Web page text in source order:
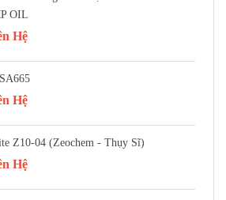
OIL
Hệ
Hệ
Z10-04 (Zeochem - Thụy Sĩ)
Hệ